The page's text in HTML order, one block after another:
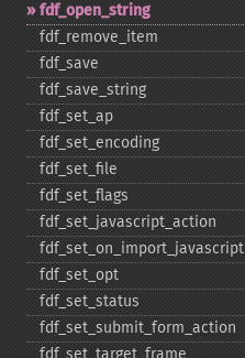
fdf_​open_​string
fdf_​remove_​item
fdf_​save
fdf_​save_​string
fdf_​set_​ap
fdf_​set_​encoding
fdf_​set_​file
fdf_​set_​flags
fdf_​set_​javascript_​action
fdf_​set_​on_​import_​javascript
fdf_​set_​opt
fdf_​set_​status
fdf_​set_​submit_​form_​action
fdf_​set_​target_​frame